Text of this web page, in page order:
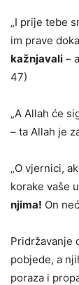
„I prije tebe
im prave
kažnjavali –
47)
„A Allah će
– ta Allah je
„O vjernici,
korake vaše
njima! On
Pridržavanje
pobjede, a
poraza i